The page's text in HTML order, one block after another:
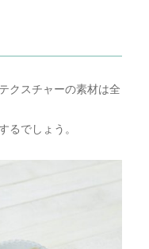
クスチャーの素材は全
るでしょう。